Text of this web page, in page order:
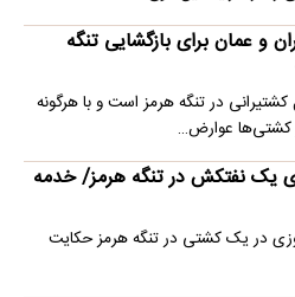
و عمان برای بازگشایی تنگه
در تنگه هرمز است و با هرگونه
کشتی‌ها عوارض…
یک نفتکش در تنگه هرمز/ خدمه
در یک کشتی در تنگه هرمز حکایت